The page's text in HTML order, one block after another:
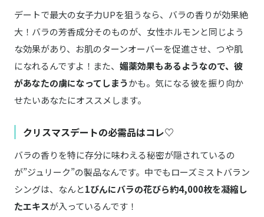
デートで最大の女子力UPを狙うなら、バラの香りが効果絶
大！バラの芳香成分そのものが、女性ホルモンと同じよう
な効果があり、お肌のターンオーバーを促進させ、つや肌
になれるんですよ！また、 媚薬効果もあるようなので、彼
があなたの虜になってしまうかも。気になる彼を振り向か
せたいあなたにオススメします。
クリスマスデートの必需品はコレ♡
バラの香りを特に存分に味わえる秘密が隠されているの
が”ジュリーク”の製品なんです。中でもローズミストバラン
シングは、なんと1びんにバラの花びら約4,000枚を凝縮し
たエキスが入っているんです！